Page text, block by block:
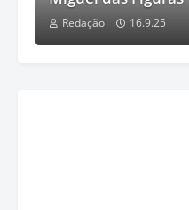
Redação 16.9.25